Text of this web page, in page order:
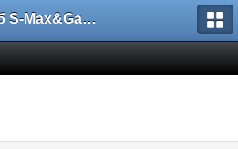
Клуб S-Max&Galaxy